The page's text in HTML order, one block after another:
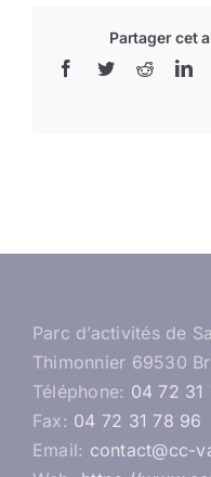
Partager cet
Facebook
TwitterReddit
Parc d’activités de
Thimonnier 69530
Téléphone: 04 72 31
Fax: 04 72 31 78 96
Email: contact@cc-